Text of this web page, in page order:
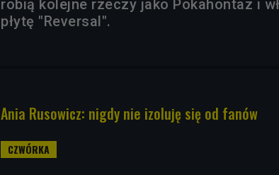
robią kolejne rzeczy jako Pokahontaz i
płytę "Reversal".
Ania Rusowicz: nigdy nie izoluję się od fanów